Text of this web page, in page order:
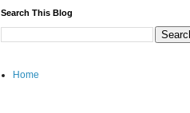
Search This Blog
Home